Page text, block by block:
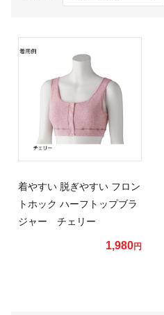
着やすい 脱ぎやすい フロン
トホック ハーフトップブラ
ジャー チェリー
1,980円